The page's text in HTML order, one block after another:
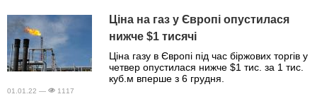
Ціна на газ у Європі опустилася
нижче $1 тисячі
Ціна газу в Європі під час біржових торгів у
четвер опустилася нижче $1 тис. за 1 тис.
куб.м вперше з 6 грудня.
01.01.22 — 1117